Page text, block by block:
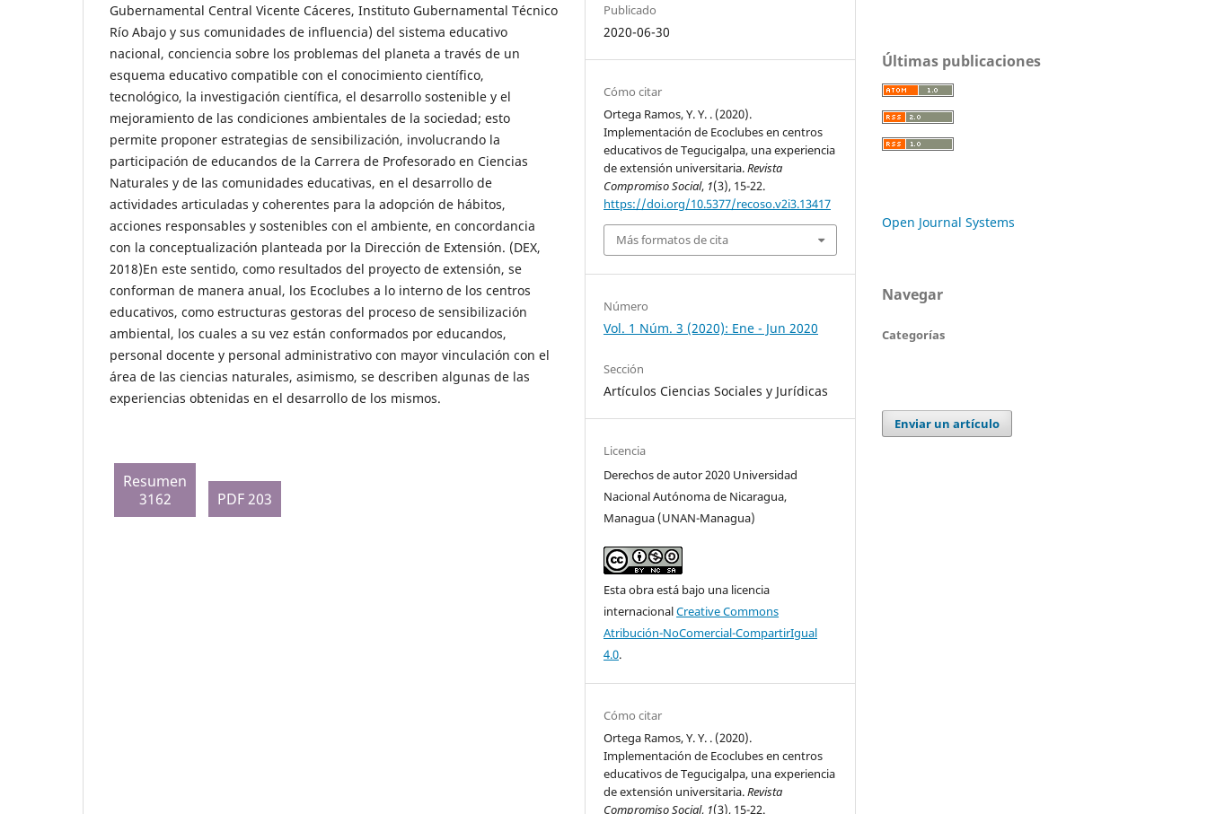
Gubernamental Central Vicente Cáceres, Instituto Gubernamental Técnico
Río Abajo y sus comunidades de influencia) del sistema educativo
nacional, conciencia sobre los problemas del planeta a través de un
esquema educativo compatible con el conocimiento científico,
tecnológico, la investigación científica, el desarrollo sostenible y el
mejoramiento de las condiciones ambientales de la sociedad; esto
permite proponer estrategias de sensibilización, involucrando la
participación de educandos de la Carrera de Profesorado en Ciencias
Naturales y de las comunidades educativas, en el desarrollo de
actividades articuladas y coherentes para la adopción de hábitos,
acciones responsables y sostenibles con el ambiente, en concordancia
con la conceptualización planteada por la Dirección de Extensión. (DEX,
2018)En este sentido, como resultados del proyecto de extensión, se
conforman de manera anual, los Ecoclubes a lo interno de los centros
educativos, como estructuras gestoras del proceso de sensibilización
ambiental, los cuales a su vez están conformados por educandos,
personal docente y personal administrativo con mayor vinculación con el
área de las ciencias naturales, asimismo, se describen algunas de las
experiencias obtenidas en el desarrollo de los mismos.
Resumen
3162
PDF 203
Publicado
2020-06-30
Cómo citar
Ortega Ramos, Y. Y. . (2020).
Implementación de Ecoclubes en centros
educativos de Tegucigalpa, una experiencia
de extensión universitaria.Revista
Compromiso Social, 1(3), 15-22.
https://doi.org/10.5377/recoso.v2i3.13417
Más formatos de cita
Número
Vol. 1 Núm. 3 (2020): Ene - Jun 2020
Sección
Artículos Ciencias Sociales y Jurídicas
Licencia
Derechos de autor 2020 Universidad
Nacional Autónoma de Nicaragua,
Managua (UNAN-Managua)
Esta obra está bajo una licencia
internacionalCreative Commons
Atribución-NoComercial-CompartirIgual
4.0.
Cómo citar
Ortega Ramos, Y. Y. . (2020).
Implementación de Ecoclubes en centros
educativos de Tegucigalpa, una experiencia
de extensión universitaria.Revista
Compromiso Social, 1(3), 15-22.
Últimas publicaciones
Open Journal Systems
Navegar
Categorías
Enviar un artículo